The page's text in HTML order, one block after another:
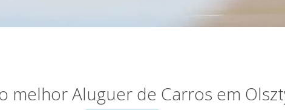
o melhor Aluguer de Carros em